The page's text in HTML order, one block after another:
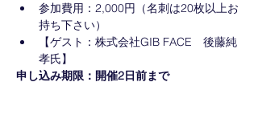
参加費用：2,000円（名刺は20枚以上お
持ち下さい）
【ゲスト：株式会社GIB FACE　後藤純
孝氏】
申し込み期限：開催2日前まで